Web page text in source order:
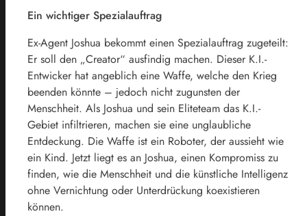
Ein wichtiger Spezialauftrag
Ex-Agent Joshua bekommt einen Spezialauftrag zugeteilt:
Er soll den „Creator“ ausfindig machen. Dieser K.I.-
Entwicker hat angeblich eine Waffe, welche den Krieg
beenden könnte – jedoch nicht zugunsten der
Menschheit. Als Joshua und sein Eliteteam das K.I.-
Gebiet infiltrieren, machen sie eine unglaubliche
Entdeckung. Die Waffe ist ein Roboter, der aussieht wie
ein Kind. Jetzt liegt es an Joshua, einen Kompromiss zu
finden, wie die Menschheit und die künstliche Intelligenz
ohne Vernichtung oder Unterdrückung koexistieren
können.